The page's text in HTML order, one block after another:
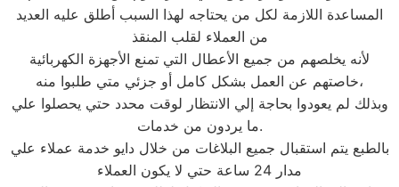
المساعدة اللازمة لكل من يحتاجه لهذا السبب أطلق عليه العديد
من العملاء لقلب المنقذ
لأنه يخلصهم من جميع الأعطال التي تمنع الأجهزة الكهربائية
خاصتهم عن العمل بشكل كامل أو جزئي متي طلبوا منه،
وبذلك لم يعودوا بحاجة إلي الانتظار لوقت محدد حتي يحصلوا علي
ما يردون من خدمات.
بالطبع يتم استقبال جميع البلاغات من خلال دايو خدمة عملاء علي
مدار 24 ساعة حتي لا يكون العملاء